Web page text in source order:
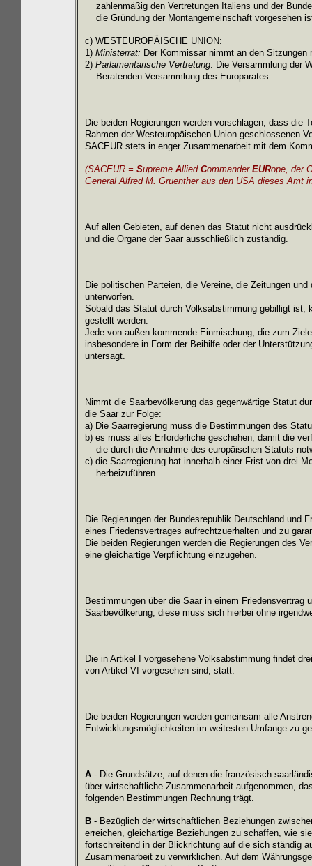
zahlenmäßig den Vertretungen Italiens und der
die Gründung der Montangemeinschaft vorgesehen
c)WESTEUROPÄISCHE UNION:
1)Ministerrat: Der Kommissar nimmt an den
2) Parlamentarische Vertretung: Die Versammlung der
Beratenden Versammlung des Europarates.
Die beiden Regierungen werden vorschlagen, dass die
Rahmen der Westeuropäischen Union geschlossenen
SACEUR stets in enger Zusammenarbeit mit dem
(SACEUR = Supreme Allied Commander EURope, der
General Alfred M. Gruenther aus den USA dieses Amt
Auf allen Gebieten, auf denen das Statut nicht
und die Organe der Saar ausschließlich zuständig.
Die politischen Parteien, die Vereine, die Zeitungen
unterworfen.
Sobald das Statut durch Volksabstimmung gebilligt
gestellt werden.
Jede von außen kommende Einmischung, die zum
insbesondere in Form der Beihilfe oder der
untersagt.
Nimmt die Saarbevölkerung das gegenwärtige Statut
die Saar zur Folge:
a) Die Saarregierung muss die Bestimmungen des
b) es muss alles Erforderliche geschehen, damit die
die durch die Annahme des europäischen Statuts
c) die Saarregierung hat innerhalb einer Frist von drei
herbeizuführen.
Die Regierungen der Bundesrepublik Deutschland
eines Friedensvertrages aufrechtzuerhalten und zu
Die beiden Regierungen werden die Regierungen des
eine gleichartige Verpflichtung einzugehen.
Bestimmungen über die Saar in einem Friedensvertrag
Saarbevölkerung; diese muss sich hierbei ohne
Die in Artikel I vorgesehene Volksabstimmung findet
von Artikel VI vorgesehen sind, statt.
Die beiden Regierungen werden gemeinsam alle
Entwicklungsmöglichkeiten im weitesten Umfange zu
A- Die Grundsätze, auf denen die französisch-
über wirtschaftliche Zusammenarbeit aufgenommen,
folgenden Bestimmungen Rechnung trägt.
B- Bezüglich der wirtschaftlichen Beziehungen
erreichen, gleichartige Beziehungen zu schaffen, wie
fortschreitend in der Blickrichtung auf die sich ständig
Zusammenarbeit zu verwirklichen. Auf dem